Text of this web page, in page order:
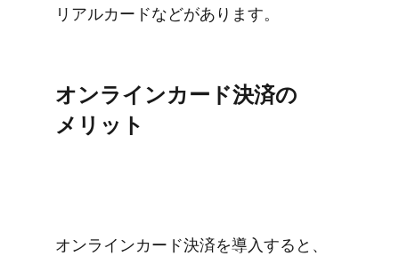
リアルカードなどが​あります。
オンラインカード決済の​
メリット
オンラインカード決済を​導入すると、​